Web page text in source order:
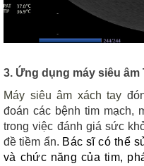
3. Ứng dụng máy siêu âm
Máy siêu âm xách tay
đoán các bệnh tim mạch,
trong việc đánh giá sức
đề tiềm ẩn. Bác sĩ có thể
và chức năng của tim,